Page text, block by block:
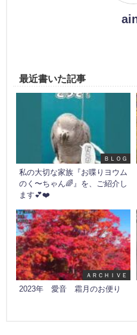
最近書いた記事
ＢＬＯＧ
私の大切な家族『お喋りヨウム
のく〜ちゃん🌈』を、ご紹介し
ます💕❤️
ＡＲＣＨＩＶＥ
2023年 愛音 霜月のお便り